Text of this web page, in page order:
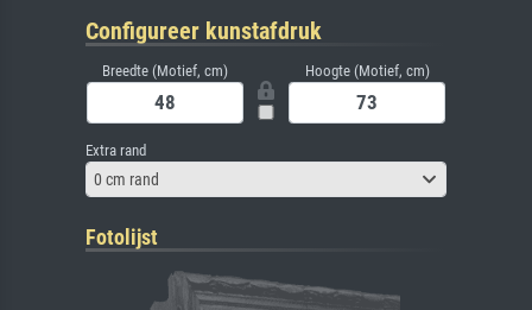
Configureer kunstafdruk
Breedte (Motief, cm) Hoogte (Motief, cm)
Extra rand
0 cm rand
Fotolijst